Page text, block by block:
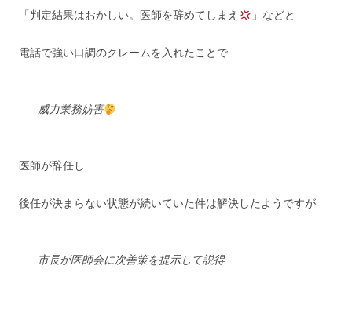
「判定結果はおかしい。医師を辞めてしまえ 」などと
電話で強い口調のクレームを入れたことで
威力業務妨害
医師が辞任し
後任が決まらない状態が続いていた件は解決したようですが
市長が医師会に次善策を提示して説得